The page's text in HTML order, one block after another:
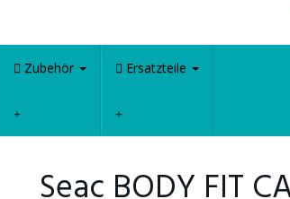
Zubehör Ersatzteile